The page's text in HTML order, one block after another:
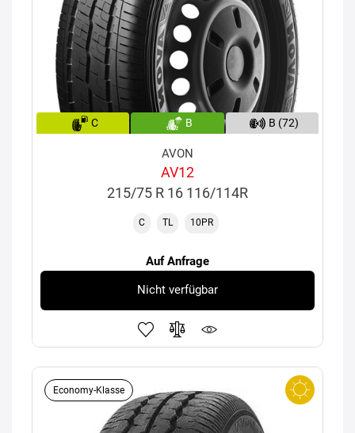
C B B (72)
AVON
AV12
215/75 R 16 116/114R
C TL 10PR
Auf Anfrage
Nicht verfügbar
Economy-Klasse